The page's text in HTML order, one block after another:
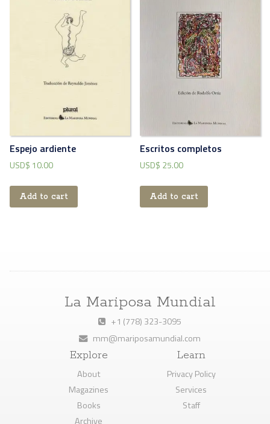
Espejo ardiente
USD$ 10.00
Add to cart
Escritos completos
USD$ 25.00
Add to cart
La Mariposa Mundial
+1 (778) 323-3095
mm@mariposamundial.com
Explore
About
Magazines
Books
Archive
Learn
Privacy Policy
Services
Staff